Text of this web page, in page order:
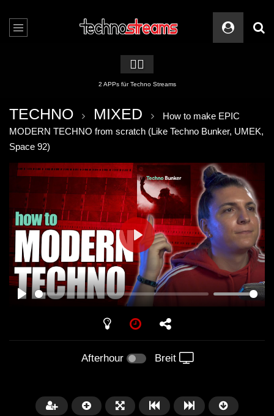
🏳️‍🌈
2 APPs für Techno Streams
TECHNO MIXED
How to make EPIC
MODERN TECHNO from scratch (Like Techno Bunker, UMEK,
Space 92)
PLAY
Afterhour Breit